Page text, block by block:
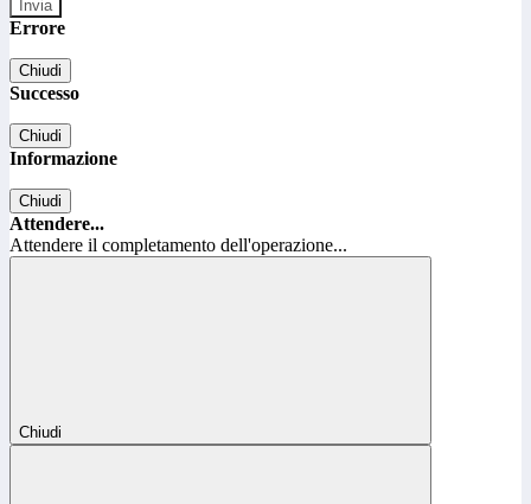
Errore
Chiudi
Successo
Chiudi
Informazione
Chiudi
Attendere...
Attendere il completamento dell'operazione...
Chiudi